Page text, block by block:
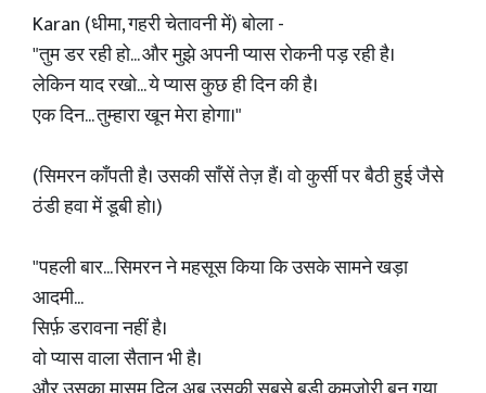
Karan (धीमा, गहरी चेतावनी में) बोला -
"तुम डर रही हो... और मुझे अपनी प्यास रोकनी पड़ रही है।
लेकिन याद रखो... ये प्यास कुछ ही दिन की है।
एक दिन... तुम्हारा खून मेरा होगा।"
(सिमरन काँपती है। उसकी साँसें तेज़ हैं। वो कुर्सी पर बैठी हुई जैसे
ठंडी हवा में डूबी हो।)
"पहली बार... सिमरन ने महसूस किया कि उसके सामने खड़ा
आदमी...
सिर्फ़ डरावना नहीं है।
वो प्यास वाला सैतान भी है।